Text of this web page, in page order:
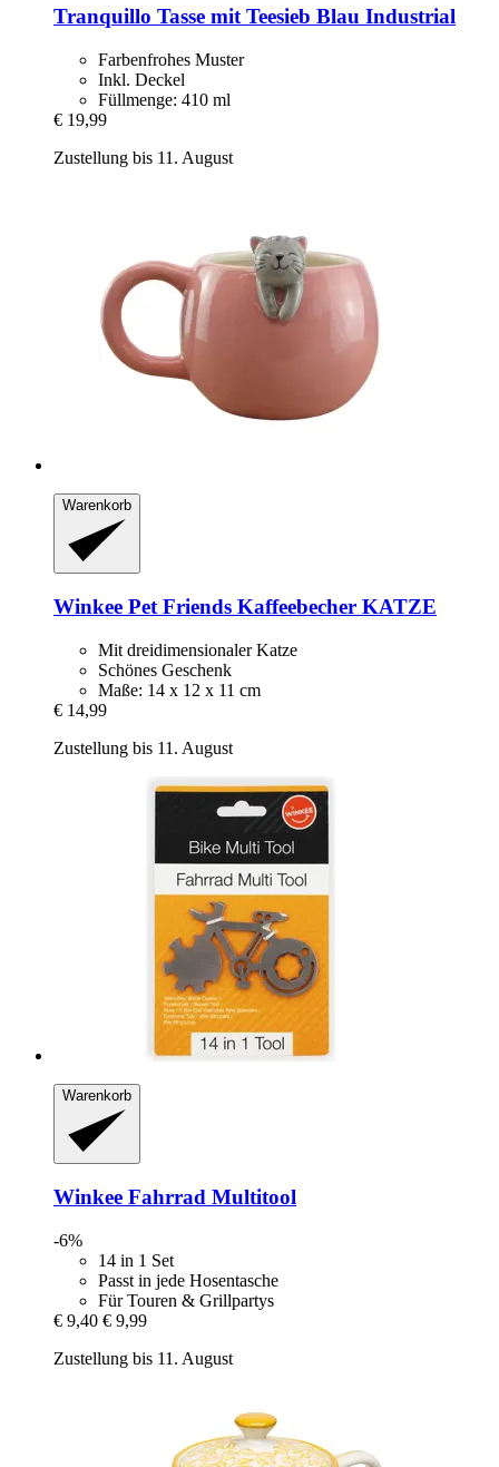
Tranquillo Tasse mit Teesieb Blau Industrial
Farbenfrohes Muster
Inkl. Deckel
Füllmenge: 410 ml
€ 19,99
Zustellung bis 11. August
Warenkorb
Winkee Pet Friends Kaffeebecher KATZE
Mit dreidimensionaler Katze
Schönes Geschenk
Maße: 14 x 12 x 11 cm
€ 14,99
Zustellung bis 11. August
Warenkorb
Winkee Fahrrad Multitool
-6%
14 in 1 Set
Passt in jede Hosentasche
Für Touren & Grillpartys
€ 9,40 € 9,99
Zustellung bis 11. August